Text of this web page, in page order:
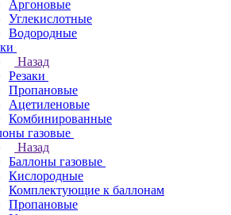
Аргоновые
Углекислотные
Водородные
Назад
Резаки
Пропановые
Ацетиленовые
Комбинированные
газовые
Назад
Баллоны газовые
Кислородные
Комплектующие к баллонам
Пропановые